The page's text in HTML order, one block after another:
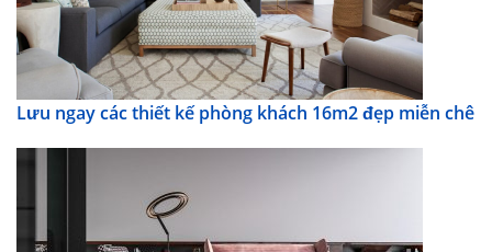
Lưu ngay các thiết kế phòng khách 16m2 đẹp miễn chê